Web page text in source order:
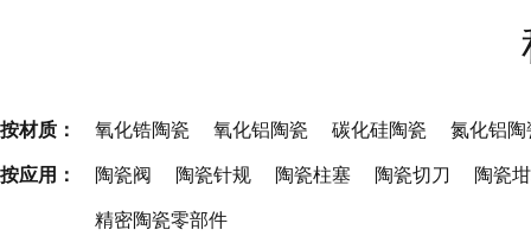
按材质： 氧化锆陶瓷 氧化铝陶瓷 碳化硅陶瓷 氮化铝陶
按应用： 陶瓷阀 陶瓷针规 陶瓷柱塞 陶瓷切刀 陶瓷
精密陶瓷零部件